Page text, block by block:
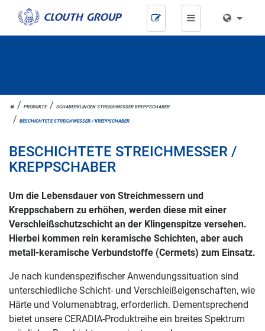
HOME
PRODUKTE
SCHABERKLINGEN STREICHMESSER KREPPSCHABER
BESCHICHTETE STREICHMESSER / KREPPSCHABER
BESCHICHTETE STREICHMESSER /
KREPPSCHABER
Um die Lebensdauer von Streichmessern und
Kreppschabern zu erhöhen, werden diese mit einer
Verschleißschutzschicht an der Klingenspitze versehen.
Hierbei kommen rein keramische Schichten, aber auch
metall-keramische Verbundstoffe (Cermets) zum Einsatz.
Je nach kundenspezifischer Anwendungssituation sind
unterschiedliche Schicht- und Verschleißeigenschaften, wie
Härte und Volumenabtrag, erforderlich. Dementsprechend
bietet unsere CERADIA-Produktreihe ein breites Spektrum